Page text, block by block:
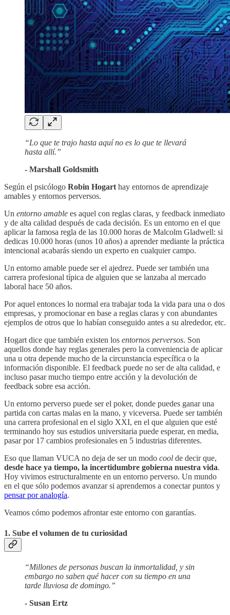
“Lo que te trajo hasta aquí no es lo que te llevará
hasta allí.”
- Marshall Goldsmith
Según el psicólogo Robin Hogart hay entornos de aprendizaje
amables y entornos perversos.
Un entorno amable es aquel con reglas claras, y feedback inmediato
y de alta calidad después de cada decisión. Es un entorno en el que
aplicar la famosa regla de las 10.000 horas de Malcolm Gladwell: si
dedicas 10.000 horas (unos 10 años) a aprender mediante la práctica
intencional acabarás siendo un experto en cualquier campo.
Un entorno amable puede ser el ajedrez. Puede ser también una
carrera profesional típica de alguien que se lanzaba al mercado
laboral hace 50 años.
Por aquel entonces lo normal era trabajar toda la vida para una o dos
empresas, y promocionar en base a reglas claras y con abundantes
ejemplos de otros que lo habían conseguido antes a su alrededor, etc.
Hogart dice que también existen los entornos perversos. Son
aquellos donde hay reglas generales pero la conveniencia de aplicar
una u otra depende mucho de la circunstancia específica o la
información disponible. El feedback puede no ser de alta calidad, e
incluso pasar mucho tiempo entre acción y la devolución de
feedback sobre esa acción.
Un entorno perverso puede ser el poker, donde puedes ganar una
partida con cartas malas en la mano, y viceversa. Puede ser también
una carrera profesional en el siglo XXI, en el que alguien que esté
terminando hoy sus estudios universitaria puede esperar, en media,
pasar por 17 cambios profesionales en 5 industrias diferentes.
Eso que llaman VUCA no deja de ser un modo cool de decir que,
desde hace ya tiempo, la incertidumbre gobierna nuestra vida.
Hoy vivimos estructuralmente en un entorno perverso. Un mundo
en el que sólo podemos avanzar si aprendemos a conectar puntos y
pensar por analogía.
Veamos cómo podemos afrontar este entorno con garantías.
1. Sube el volumen de tu curiosidad
“Millones de personas buscan la inmortalidad, y sin
embargo no saben qué hacer con su tiempo en una
tarde lluviosa de domingo.”
- Susan Ertz